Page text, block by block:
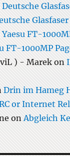
Deutsche
Yaesu FT-
FT-1000MP
) - Marekon
Drin im Hameg
or Internet
onAbgleich